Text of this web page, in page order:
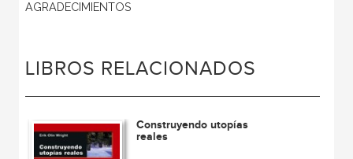
AGRADECIMIENTOS
LIBROS RELACIONADOS
Construyendo utopías
reales